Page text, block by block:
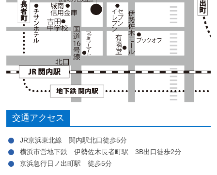
交通アクセス
JR京浜東北線 関内駅北口徒歩5分
横浜市営地下鉄 伊勢佐木長者町駅 3B出口徒歩2分
京浜急行日ノ出町駅 徒歩5分